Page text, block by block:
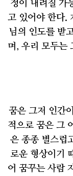
정이 내려질 가
고 있어야 한다.
님의 인도를 받
며 , 우리 모두는
꿈은 그저 인간
적으로 꿈은 그
은 종종 별스럽
로운 형상이기
어 꿈꾸는 사람